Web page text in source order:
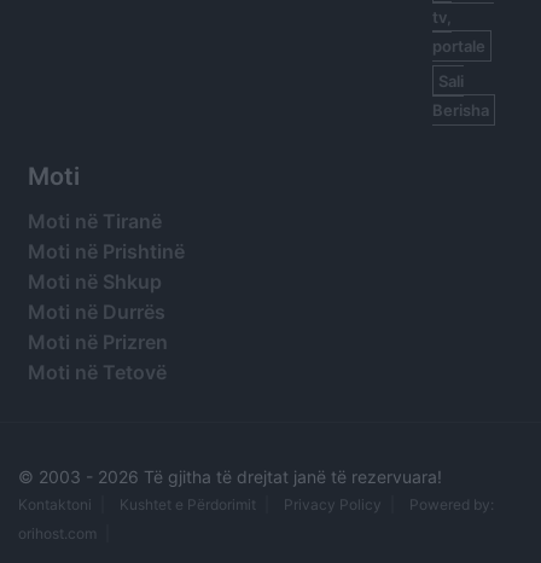
tv,
portale
Sali
Berisha
Moti
Moti në Tiranë
Moti në Prishtinë
Moti në Shkup
Moti në Durrës
Moti në Prizren
Moti në Tetovë
© 2003 - 2026 Të gjitha të drejtat janë të rezervuara!
Kontaktoni Kushtet e Përdorimit Privacy Policy
Powered by:
orihost.com